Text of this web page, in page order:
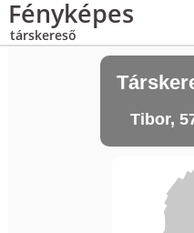
Fényképes
társkereső
Tibor,